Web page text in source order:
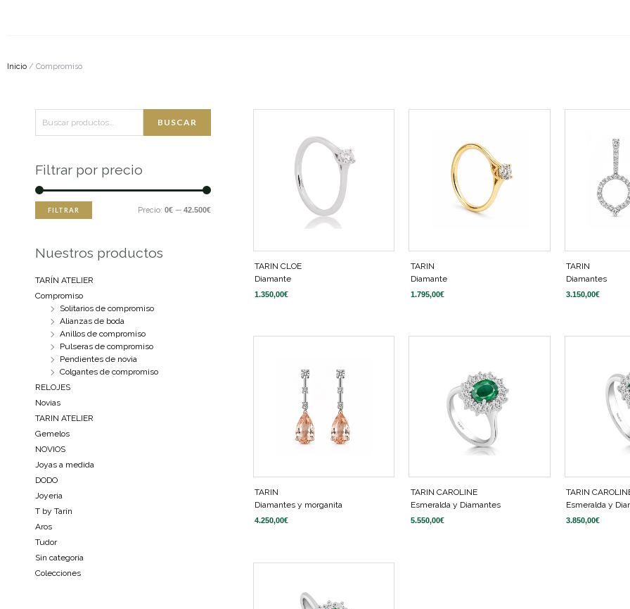
Inicio / Compromiso
por:
BUSCAR
Filtrar por precio
mínimo
máximo
FILTRAR Precio: 0€— 42.500€
Nuestros productos
TARÍN ATELIER
Compromiso
Solitarios de compromiso
Alianzas de boda
Anillos de compromiso
Pulseras de compromiso
Pendientes de novia
Colgantes de compromiso
RELOJES
Novias
TARIN ATELIER
Gemelos
NOVIOS
Joyas a medida
DODO
Joyeria
T by Tarín
Aros
Tudor
Sin categoría
Colecciones
TARIN CLOE
Diamante
1.350,00€
TARIN
Diamante
1.795,00€
TARIN
Diamantes
3.150,00€
TARIN
Diamantes y morganita
4.250,00€
TARIN CAROLINE
Esmeralda y Diamantes
5.550,00€
TARIN
Esmeralda y
3.850,00€